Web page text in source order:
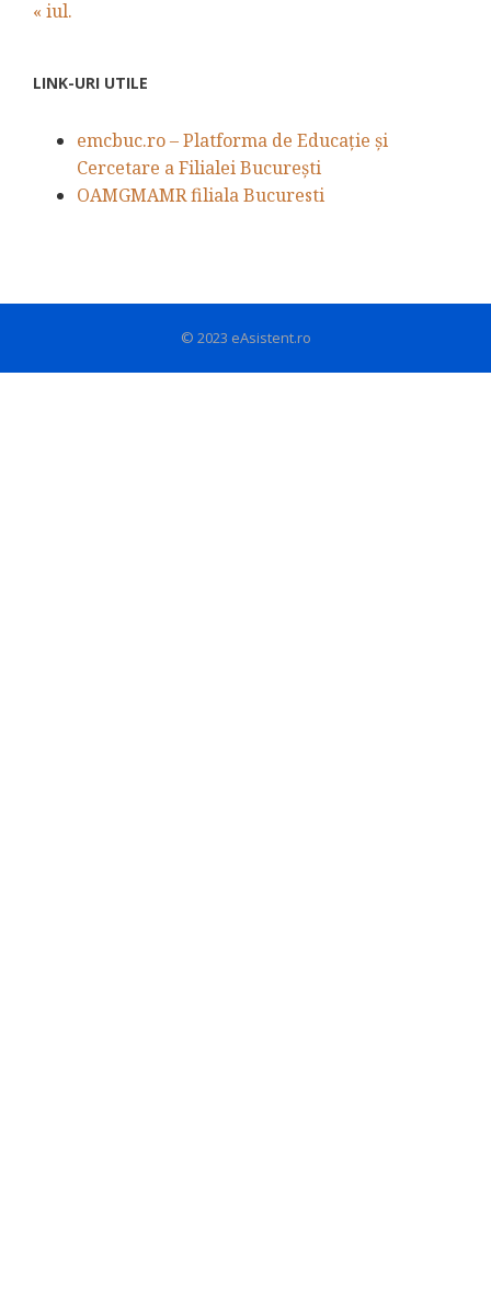
« iul.
LINK-URI UTILE
emcbuc.ro – Platforma de Educație și
Cercetare a Filialei București
OAMGMAMR filiala Bucuresti
© 2023 eAsistent.ro